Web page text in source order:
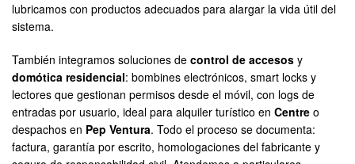
lubricamos con productos adecuados para alargar la vida útil del
sistema.
También integramos soluciones de control de accesos y
domótica residencial: bombines electrónicos, smart locks y
lectores que gestionan permisos desde el móvil, con logs de
entradas por usuario, ideal para alquiler turístico en Centre o
despachos en Pep Ventura. Todo el proceso se documenta:
factura, garantía por escrito, homologaciones del fabricante y